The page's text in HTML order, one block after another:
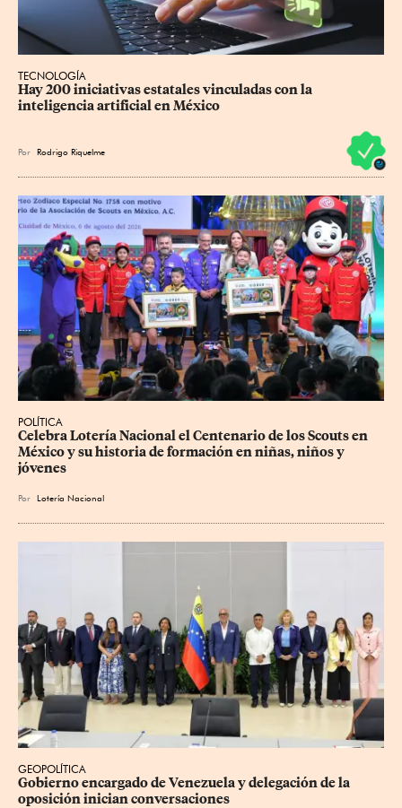
TECNOLOGÍA
Hay 200 iniciativas estatales vinculadas con la
inteligencia artificial en México
Por Rodrigo Riquelme
POLÍTICA
Celebra Lotería Nacional el Centenario de los Scouts en
México y su historia de formación en niñas, niños y
jóvenes
Por Lotería Nacional
GEOPOLÍTICA
Gobierno encargado de Venezuela y delegación de la
oposición inician conversaciones